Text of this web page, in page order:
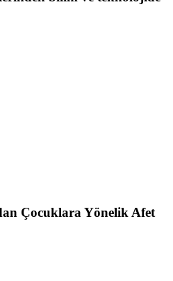
Çocuklara Yönelik Afet